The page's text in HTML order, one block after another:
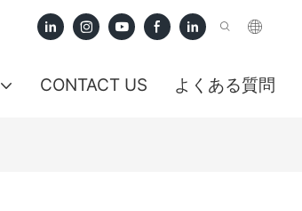
CONTACT US よくある質問